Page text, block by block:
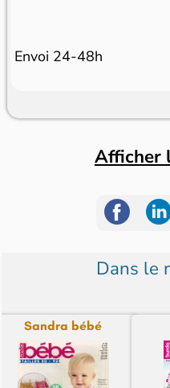
Envoi 24-48h
Afficher
Dans le
Sandra bébé